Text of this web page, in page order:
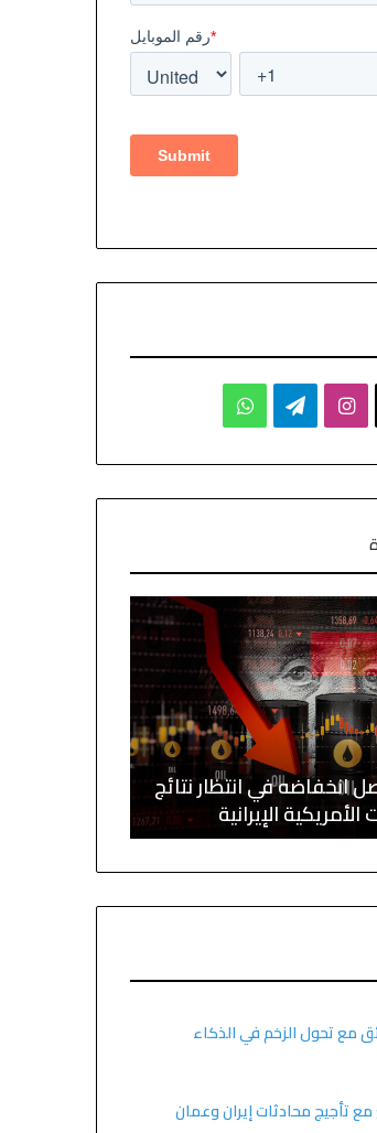
انخفاضه في انتظار نتائج
الإيرانية
مع تحول الزخم في الذكاء
مع تأجيج محادثات إيران وعمان